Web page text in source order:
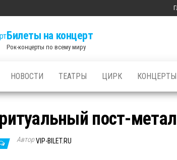
Билеты на концерт
Рок-концерты по всему миру
НОВОСТИ ТЕАТРЫ ЦИРК КОНЦЕРТЫ
пост-метал
АвторVIP-BILET.RU